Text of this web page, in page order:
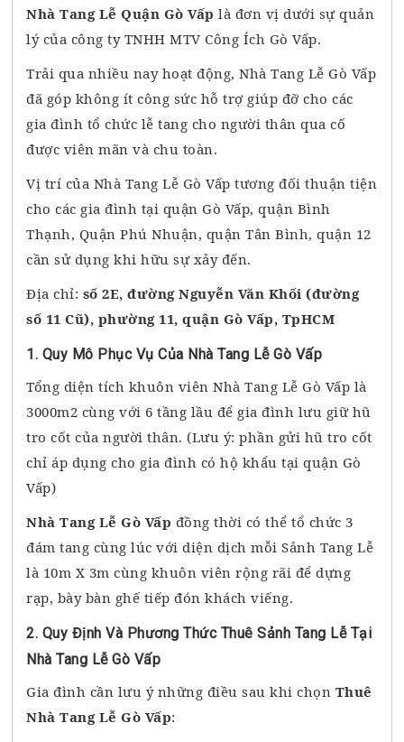
Nhà Tang Lễ Quận Gò Vấp là đơn vị dưới sự quản
lý của công ty TNHH MTV Công Ích Gò Vấp.
Trải qua nhiều nay hoạt động, Nhà Tang Lễ Gò Vấp
đã góp không ít công sức hỗ trợ giúp đỡ cho các
gia đình tổ chức lễ tang cho người thân qua cố
được viên mãn và chu toàn.
Vị trí của Nhà Tang Lễ Gò Vấp tương đối thuận tiện
cho các gia đình tại quận Gò Vấp, quận Bình
Thạnh, Quận Phú Nhuận, quận Tân Bình, quận 12
cần sử dụng khi hữu sự xảy đến.
Địa chỉ: số 2E, đường Nguyễn Văn Khối (đường
số 11 Cũ), phường 11, quận Gò Vấp, TpHCM
1. Quy Mô Phục Vụ Của Nhà Tang Lễ Gò Vấp
Tổng diện tích khuôn viên Nhà Tang Lễ Gò Vấp là
3000m2 cùng với 6 tầng lầu để gia đình lưu giữ hũ
tro cốt của người thân. (Lưu ý: phần gửi hũ tro cốt
chỉ áp dụng cho gia đình có hộ khẩu tại quận Gò
Vấp)
Nhà Tang Lễ Gò Vấp đồng thời có thể tổ chức 3
đám tang cùng lúc với diện dịch mỗi Sảnh Tang Lễ
là 10m X 3m cùng khuôn viên rộng rãi để dựng
rạp, bày bàn ghế tiếp đón khách viếng.
2. Quy Định Và Phương Thức Thuê Sảnh Tang Lễ Tại
Nhà Tang Lễ Gò Vấp
Gia đình cần lưu ý những điều sau khi chọn Thuê
Nhà Tang Lễ Gò Vấp: